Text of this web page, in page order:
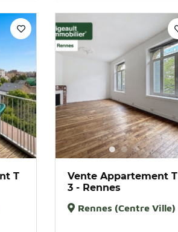
T
Vente Appartement T
3 - Rennes
Rennes (Centre Ville)